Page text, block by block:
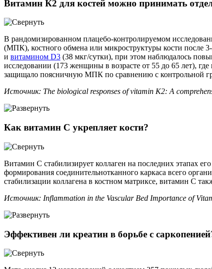
Витамин К2 для костей можно принимать
В рандомизированном плацебо‐контролируемом
(МПК), костного обмена или микроструктуры кости после
и витамином D3 (38 мкг/сутки), при этом наблюдалось
исследовании (173 женщины в возрасте от 55 до 65 лет),
защищало поясничную МПК по сравнению с контрольной
Источник: The biological responses of vitamin K2: A
Как витамин С укрепляет кости?
Витамин С стабилизирует коллаген на последних этапах
формирования соединительнотканного каркаса всего
стабилизации коллагена в костном матриксе, витамин С
Источник: Inflammation in the Vascular Bed Importance of
Эффективен ли креатин в борьбе с